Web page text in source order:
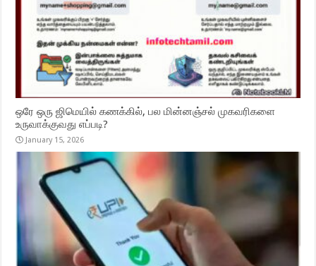
ஒரே ஒரு ஜிமெயில் கணக்கில், பல மின்னஞ்சல் முகவரிகளை
உருவாக்குவது எப்படி?
January 15, 2026